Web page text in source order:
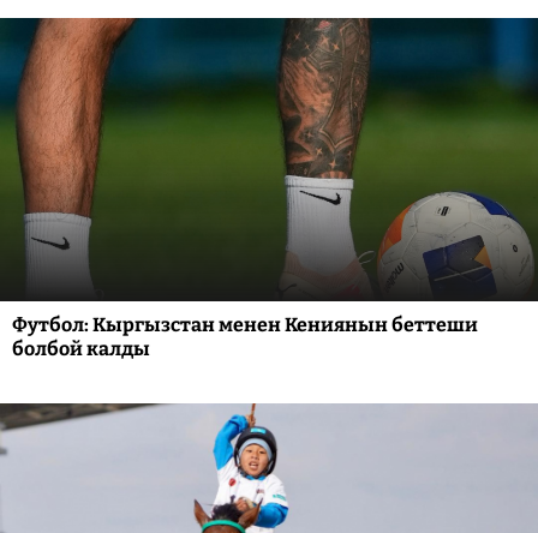
Футбол: Кыргызстан менен Кениянын беттеши
болбой калды